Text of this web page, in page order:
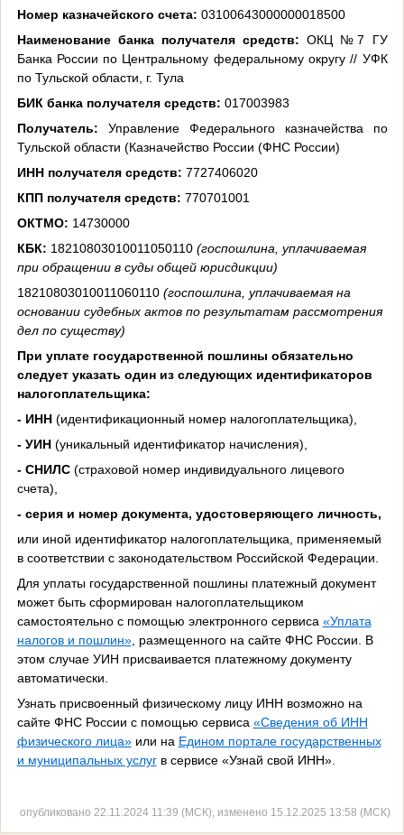
Номер казначейского счета: 03100643000000018500
Наименование банка получателя средств:ОКЦ №7 ГУ
Банка России по Центральному федеральному округу // УФК
по Тульской области, г. Тула
БИК банка получателя средств: 017003983
Получатель: Управление Федерального казначейства по
Тульской области (Казначейство России (ФНС России)
ИНН получателя средств: 7727406020
КПП получателя средств: 770701001
ОКТМО: 14730000
КБК: 18210803010011050110 (госпошлина, уплачиваемая
при обращении в суды общей юрисдикции)
18210803010011060110 (госпошлина, уплачиваемая на
основании судебных актов по результатам рассмотрения
дел по существу)
При уплате государственной пошлины обязательно
следует указать один из следующих идентификаторов
налогоплательщика:
- ИНН (идентификационный номер налогоплательщика),
- УИН (уникальный идентификатор начисления),
- СНИЛС (страховой номер индивидуального лицевого
счета),
- серия и номер документа, удостоверяющего личность,
или иной идентификатор налогоплательщика, применяемый
в соответствии с законодательством Российской Федерации.
Для уплаты государственной пошлины платежный документ
может быть сформирован налогоплательщиком
самостоятельно с помощью электронного сервиса «Уплата
налогов и пошлин», размещенного на сайте ФНС России. В
этом случае УИН присваивается платежному документу
автоматически.
Узнать присвоенный физическому лицу ИНН возможно на
сайте ФНС России с помощью сервиса «Сведения об ИНН
физического лица»или на Едином портале государственных
и муниципальных услугв сервисе «Узнай свой ИНН».
опубликовано 22.11.2024 11:39 (МСК), изменено 15.12.2025 13:58 (МСК)